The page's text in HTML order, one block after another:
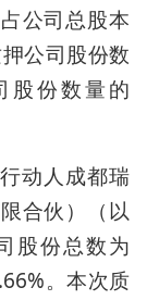
公司总股本
公司股份数
股份数量的
动人成都瑞
合伙）（以
股份总数为
。本次质